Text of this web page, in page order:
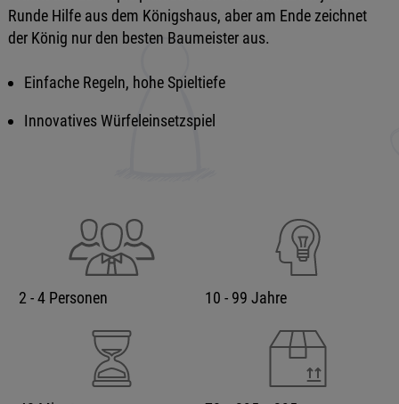
Runde Hilfe aus dem Königshaus, aber am Ende zeichnet
der König nur den besten Baumeister aus.
Einfache Regeln, hohe Spieltiefe
Innovatives Würfeleinsetzspiel
2 - 4 Personen 10 - 99 Jahre